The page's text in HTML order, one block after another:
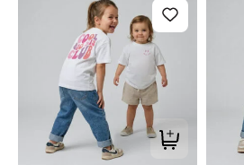
Tilføj til kurv